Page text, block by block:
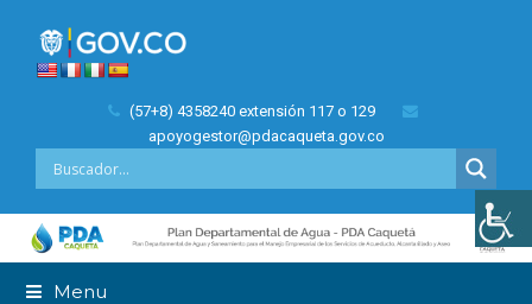
(57+8) 4358240 extensión 117 o 129
apoyogestor@pdacaqueta.gov.co
Menu